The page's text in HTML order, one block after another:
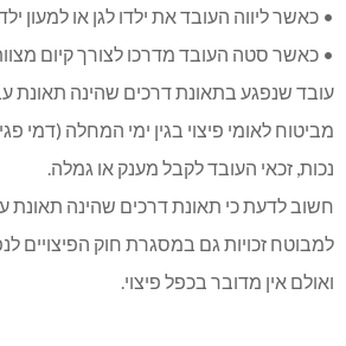
• כאשר ליווה העובד את ילדו לגן או למעון
• כאשר סטה העובד מדרכו לצורך קיום
עובד שנפגע בתאונת דרכים שהינה תאונת
מביטוח לאומי פיצוי בגין ימי המחלה (דמי
נכות, זכאי העובד לקבל מענק או גמלה.
חשוב לדעת כי תאונת דרכים שהינה תאונת
למבוטח זכויות גם במסגרת חוק הפיצויים
ואולם אין מדובר בכפל פיצוי.